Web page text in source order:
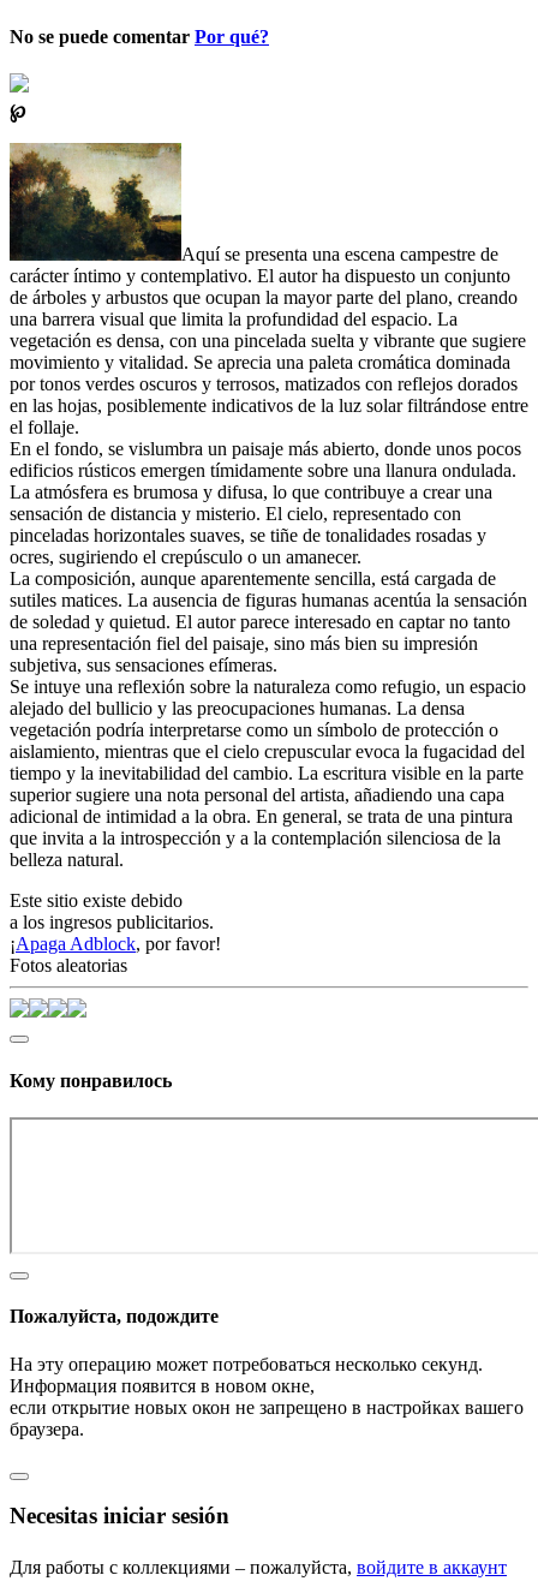
No se puede comentar Por qué?
℘
Aquí se presenta una escena campestre de
carácter íntimo y contemplativo. El autor ha dispuesto un conjunto
de árboles y arbustos que ocupan la mayor parte del plano, creando
una barrera visual que limita la profundidad del espacio. La
vegetación es densa, con una pincelada suelta y vibrante que sugiere
movimiento y vitalidad. Se aprecia una paleta cromática dominada
por tonos verdes oscuros y terrosos, matizados con reflejos dorados
en las hojas, posiblemente indicativos de la luz solar filtrándose entre
el follaje.
En el fondo, se vislumbra un paisaje más abierto, donde unos pocos
edificios rústicos emergen tímidamente sobre una llanura ondulada.
La atmósfera es brumosa y difusa, lo que contribuye a crear una
sensación de distancia y misterio. El cielo, representado con
pinceladas horizontales suaves, se tiñe de tonalidades rosadas y
ocres, sugiriendo el crepúsculo o un amanecer.
La composición, aunque aparentemente sencilla, está cargada de
sutiles matices. La ausencia de figuras humanas acentúa la sensación
de soledad y quietud. El autor parece interesado en captar no tanto
una representación fiel del paisaje, sino más bien su impresión
subjetiva, sus sensaciones efímeras.
Se intuye una reflexión sobre la naturaleza como refugio, un espacio
alejado del bullicio y las preocupaciones humanas. La densa
vegetación podría interpretarse como un símbolo de protección o
aislamiento, mientras que el cielo crepuscular evoca la fugacidad del
tiempo y la inevitabilidad del cambio. La escritura visible en la parte
superior sugiere una nota personal del artista, añadiendo una capa
adicional de intimidad a la obra. En general, se trata de una pintura
que invita a la introspección y a la contemplación silenciosa de la
belleza natural.
Este sitio existe debido
a los ingresos publicitarios.
¡Apaga Adblock, por favor!
Fotos aleatorias
Кому понравилось
Пожалуйста, подождите
На эту операцию может потребоваться несколько секунд.
Информация появится в новом окне,
если открытие новых окон не запрещено в настройках вашего
браузера.
Necesitas iniciar sesión
Для работы с коллекциями – пожалуйста, войдите в аккаунт